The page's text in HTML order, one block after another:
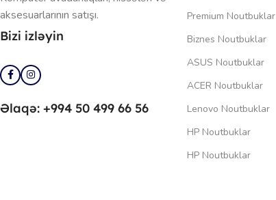
aksesuarlarının satışı.
Bizi izləyin
Əlaqə: +994 50 499 66 56
Premium Noutbuklar
Biznes Noutbuklar
ASUS Noutbuklar
ACER Noutbuklar
Lenovo Noutbuklar
HP Noutbuklar
HP Noutbuklar